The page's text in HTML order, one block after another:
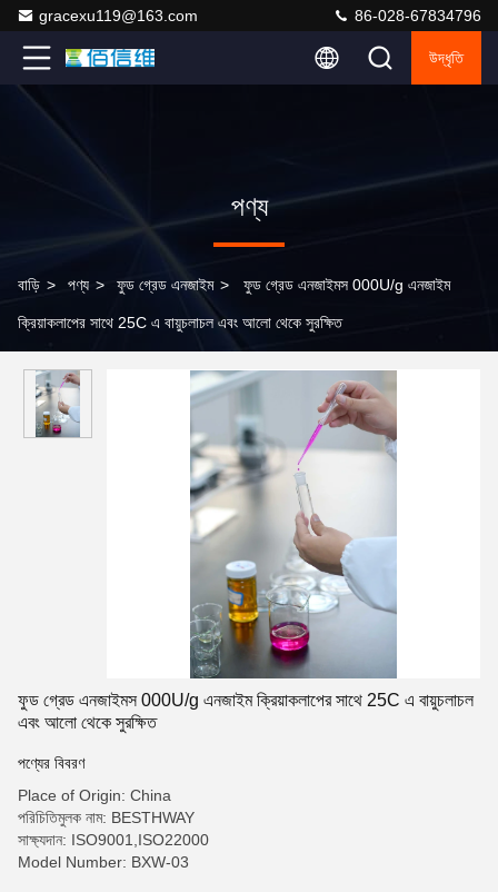
gracexu119@163.com 86-028-67834796
উদ্ধৃতি
পণ্য
বাড়ি > পণ্য > ফুড গ্রেড এনজাইম > ফুড গ্রেড এনজাইমস 000U/g এনজাইম
ক্রিয়াকলাপের সাথে 25C এ বায়ুচলাচল এবং আলো থেকে সুরক্ষিত
ফুড গ্রেড এনজাইমস 000U/g এনজাইম ক্রিয়াকলাপের সাথে 25C এ বায়ুচলাচল
এবং আলো থেকে সুরক্ষিত
পণ্যের বিবরণ
Place of Origin: China
পরিচিতিমুলক নাম: BESTHWAY
সাক্ষ্যদান: ISO9001,ISO22000
Model Number: BXW-03